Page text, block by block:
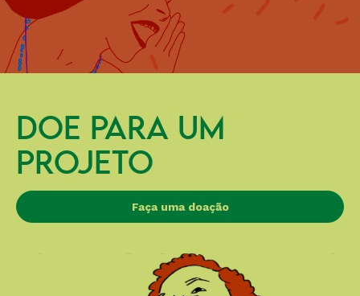
DOE PARA UM
PROJETO
Faça uma doação